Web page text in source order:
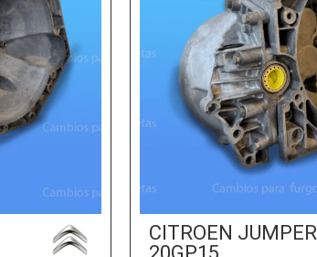
CITROEN JUMPER